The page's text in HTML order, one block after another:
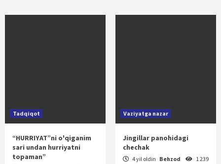
Tadqiqot
“HURRIYAT”ni o'qiganim
sari undan hurriyatni
topaman”
Vaziyatga nazar
Jingillar panohidagi
chechak
4 yil oldin Behzod 1 239